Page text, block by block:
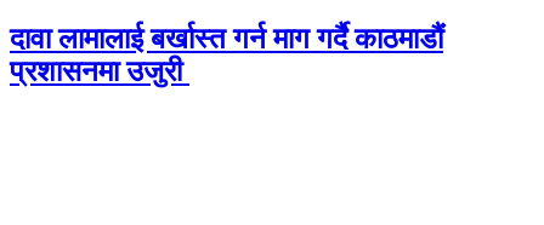
दावा लामालाई बर्खास्त गर्न माग गर्दै काठमाडौंं
प्रशासनमा उजुरी